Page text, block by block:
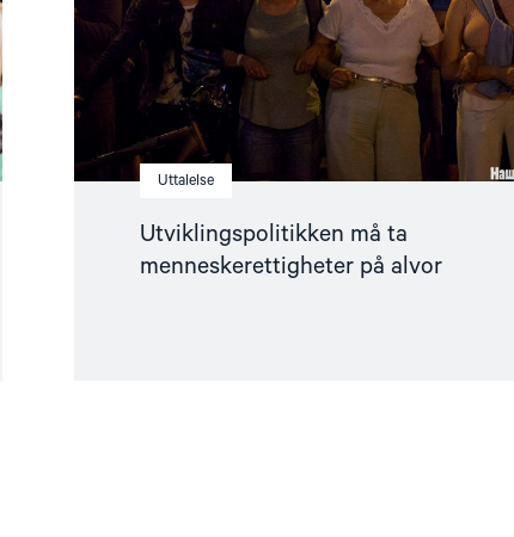
Uttalelse
Utviklingspolitikken må ta
menneskerettigheter på alvor